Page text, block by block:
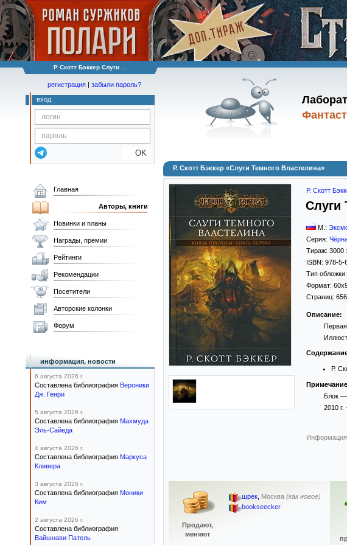
Р Скотт Бэккер Слуги ...
регистрация | забыли пароль?
вход
OK
Р. Скотт Бэккер «Слуги Темного Властелина»
Р. Скотт
Слуги
М.:
Серия:
Тираж: 3000
ISBN: 978-5-
Тип обложки:
Формат:
Страниц: 656
Описание:
Р.
Блок —
2010 г.
Информация
Продают,
меняют
шрек, Москва (как новое)
bookseecker
Главная
Авторы, книги
Новинки и планы
Награды, премии
Рейтинги
Рекомендации
Посетители
Авторские колонки
Форум
информация, новости
6 августа 2026 г.
Составлена библиография Вероники
Дж. Генри
5 августа 2026 г.
Составлена библиография Махмуда
Эль-Сайеда
4 августа 2026 г.
Составлена библиография Маркуса
Кливера
3 августа 2026 г.
Составлена библиография Моники
Ким
2 августа 2026 г.
Составлена библиография
Вайшнави Патель